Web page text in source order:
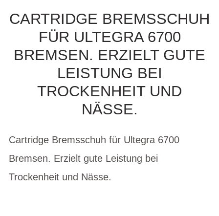
CARTRIDGE BREMSSCHUH
FÜR ULTEGRA 6700
BREMSEN. ERZIELT GUTE
LEISTUNG BEI
TROCKENHEIT UND
NÄSSE.
Cartridge Bremsschuh für Ultegra 6700
Bremsen. Erzielt gute Leistung bei
Trockenheit und Nässe.